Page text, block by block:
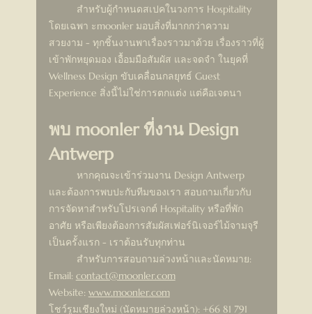
โดยเฉพา ะmoonler มอบสิ่งที่มากกว่าความ
สวยงาม - ทุกชิ้นงานพาเรื่องราวมาด้วย เรื่องราวที่ผู้
เข้าพักหยุดมอง เอื้อมมือสัมผัส และจดจำ ในยุคที่
Wellness Design ขับเคลื่อนกลยุทธ์ Guest
Experience สิ่งนี้ไม่ใช่การตกแต่ง แต่คือเจตนา
พบ moonler ที่งาน Design
Antwerp
และต้องการพบปะกับทีมของเรา สอบถามเกี่ยวกับ
การจัดหาสำหรับโปรเจกต์ Hospitality หรือที่พัก
อาศัย หรือเพียงต้องการสัมผัสเฟอร์นิเจอร์ไม้จามจุรี
เป็นครั้งแรก - เราต้อนรับทุกท่าน
	สำหรับการสอบถามล่วงหน้าและนัดหมาย:
Email: contact@moonler.com
Website: www.moonler.com
โชว์รูมเชียงใหม่ (นัดหมายล่วงหน้า): +66 81 791